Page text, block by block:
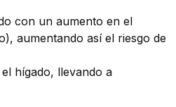
con un aumento en el
aumentando así el riesgo de
hígado, llevando a